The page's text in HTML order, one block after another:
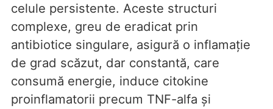
celule persistente. Aceste structuri
complexe, greu de eradicat prin
antibiotice singulare, asigură o inflamație
de grad scăzut, dar constantă, care
consumă energie, induce citokine
proinflamatorii precum TNF-alfa și